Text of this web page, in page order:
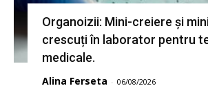
Organoizii: Mini-creiere și
crescuți în laborator pentru
medicale.
Alina Ferseta - 06/08/2026